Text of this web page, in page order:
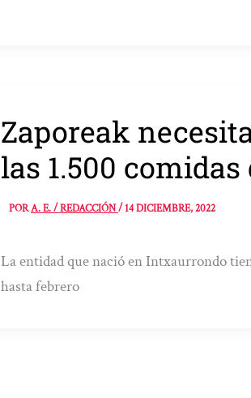
Zaporeak
las 1.500
PORA. E. / REDACCIÓN/14 DICIEMBRE, 2022
La entidad que nació en Intxaurrondo
hasta febrero